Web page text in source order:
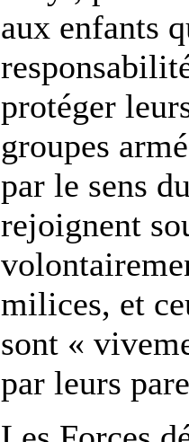
aux enfants
protéger
groupes
par le sens
rejoignent
milices, et
sont «
par leurs